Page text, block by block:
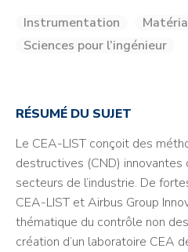
Instrumentation
Sciences pour l’ingénieur
RÉSUMÉ DU SUJET
Le CEA-LIST conçoit des
destructives (CND) innovantes
secteurs de l’industrie. De
CEA-LIST et Airbus Group
thématique du contrôle non
création d’un laboratoire CEA